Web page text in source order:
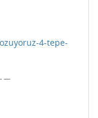
4-tepe-
−